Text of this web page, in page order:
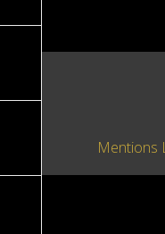
Mentions